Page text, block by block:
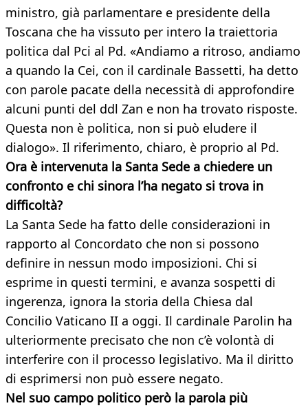
ministro, già parlamentare e presidente della
Toscana che ha vissuto per intero la traiettoria
politica dal Pci al Pd. «Andiamo a ritroso, andiamo
a quando la Cei, con il cardinale Bassetti, ha detto
con parole pacate della necessità di approfondire
alcuni punti del ddl Zan e non ha trovato risposte.
Questa non è politica, non si può eludere il
dialogo». Il riferimento, chiaro, è proprio al Pd.
Ora è intervenuta la Santa Sede a chiedere un
confronto e chi sinora l’ha negato si trova in
difficoltà?
La Santa Sede ha fatto delle considerazioni in
rapporto al Concordato che non si possono
definire in nessun modo imposizioni. Chi si
esprime in questi termini, e avanza sospetti di
ingerenza, ignora la storia della Chiesa dal
Concilio Vaticano II a oggi. Il cardinale Parolin ha
ulteriormente precisato che non c’è volontà di
interferire con il processo legislativo. Ma il diritto
di esprimersi non può essere negato.
Nel suo campo politico però la parola più